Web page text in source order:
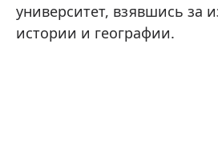
университет, взявшись за
истории и географии.